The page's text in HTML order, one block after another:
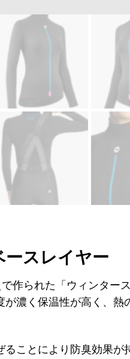
スレイヤー
作られた「ウィンタ
濃く保温性が高く、
ことにより防臭効果が